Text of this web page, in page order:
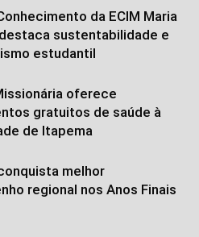
da ECIM Maria
sustentabilidade e
estudantil
oferece
gratuitos de saúde à
de Itapema
melhor
regional nos Anos Finais